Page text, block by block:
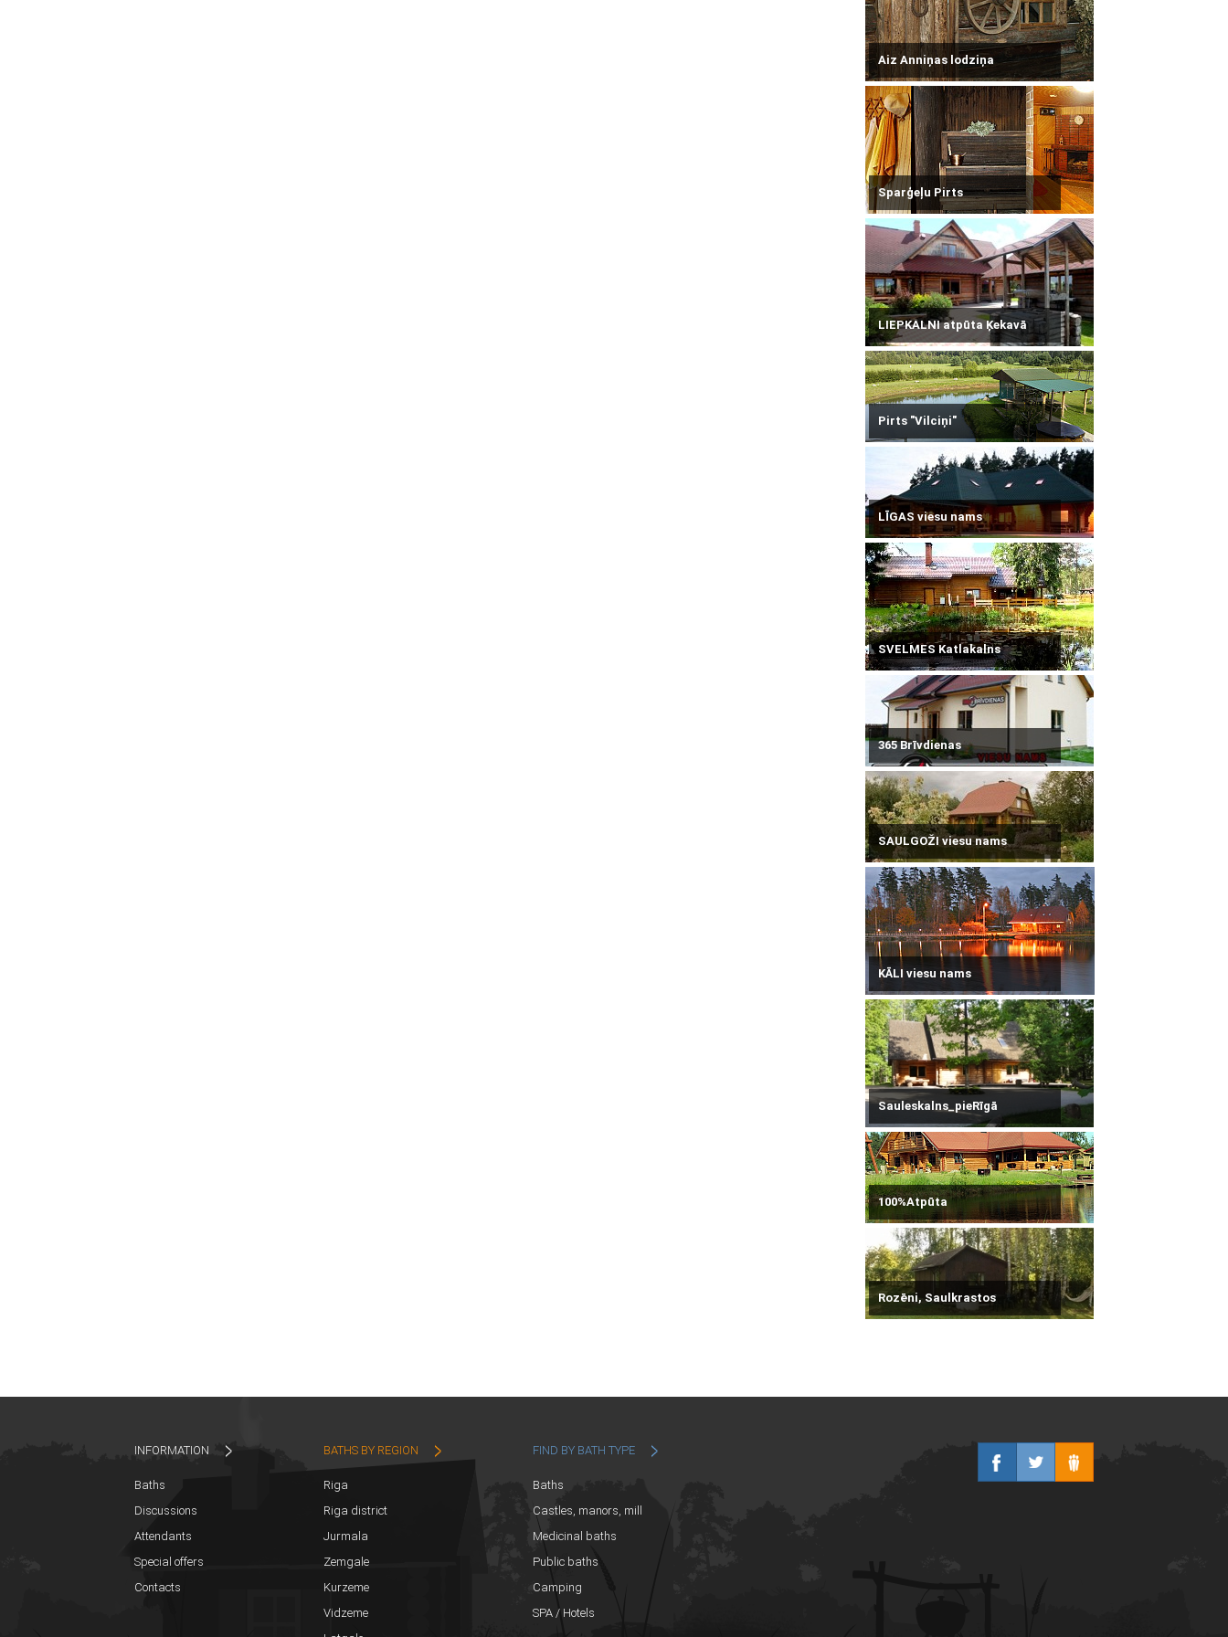
Aiz Anniņas lodziņa
Sparģeļu Pirts
LIEPKALNI atpūta Ķekavā
Pirts "Vilciņi"
LĪGAS viesu nams
SVELMES Katlakalns
365 Brīvdienas
SAULGOŽI viesu nams
KĀLI viesu nams
Sauleskalns_pieRīgā
100%Atpūta
Rozēni, Saulkrastos
INFORMATION
Baths
Discussions
Attendants
Special offers
Contacts
BATHS BY REGION
Riga
Riga district
Jurmala
Zemgale
Kurzeme
Vidzeme
FIND BY BATH TYPE
Baths
Castles, manors, mill
Medicinal baths
Public baths
Camping
SPA / Hotels